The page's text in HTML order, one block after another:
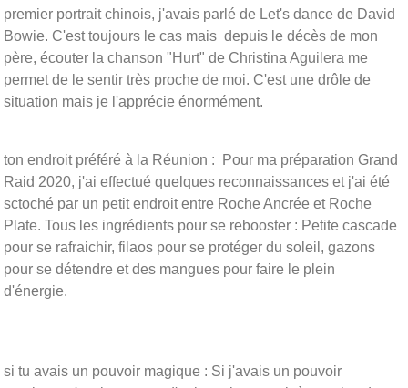
premier portrait chinois, j'avais parlé de Let's dance de David
Bowie. C'est toujours le cas mais depuis le décès de mon
père, écouter la chanson "Hurt" de Christina Aguilera me
permet de le sentir très proche de moi. C'est une drôle de
situation mais je l'apprécie énormément.
ton endroit préféré à la Réunion : Pour ma préparation Grand
Raid 2020, j'ai effectué quelques reconnaissances et j'ai été
sctoché par un petit endroit entre Roche Ancrée et Roche
Plate. Tous les ingrédients pour se rebooster : Petite cascade
pour se rafraichir, filaos pour se protéger du soleil, gazons
pour se détendre et des mangues pour faire le plein
d'énergie.
si tu avais un pouvoir magique : Si j'avais un pouvoir